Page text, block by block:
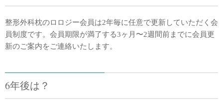
整形外科枕のロロジー会員は2年毎に任意で更新していただく会
員制度です。会員期限が満了する3ヶ月〜2週間前までに会員更
新のご案内をご連絡いたします。
6年後は？